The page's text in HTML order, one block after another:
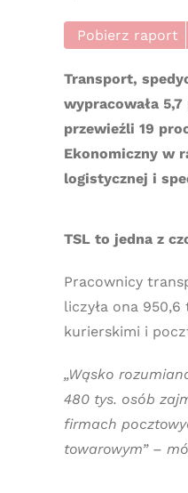
Pobierz raport
Transport,
wypracowała
przewieźli 19
Ekonomiczny w
logistycznej i
TSL to jedna z
Pracownicy
liczyła ona
kurierskimi i
„Wąsko
480 tys. osób
firmach
towarowym” –